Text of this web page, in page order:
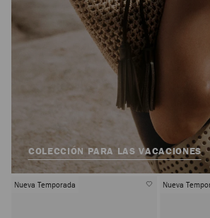
COLECCIÓN PARA LAS VACACIONES
Nueva Temporada Nueva